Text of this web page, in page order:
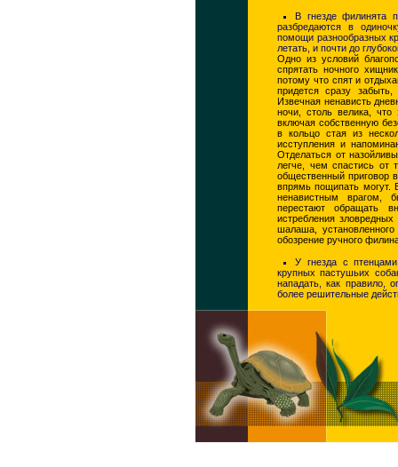
В гнезде филинята
разбредаются в
помощи разнообразных
летать, и почти до
Одно из условий
спрятать ночного
потому что спят и
придется сразу
Извечная ненависть
ночи, столь велика,
включая собственную
в кольцо стая из
исступления и
Отделаться от
легче, чем спастись от
общественный приговор
впрямь пощипать могут.
ненавистным врагом,
перестают обращать
истребления зловредных
шалаша,
обозрение ручного
У гнезда с
крупных пастушьих
нападать, как правило,
более решительные